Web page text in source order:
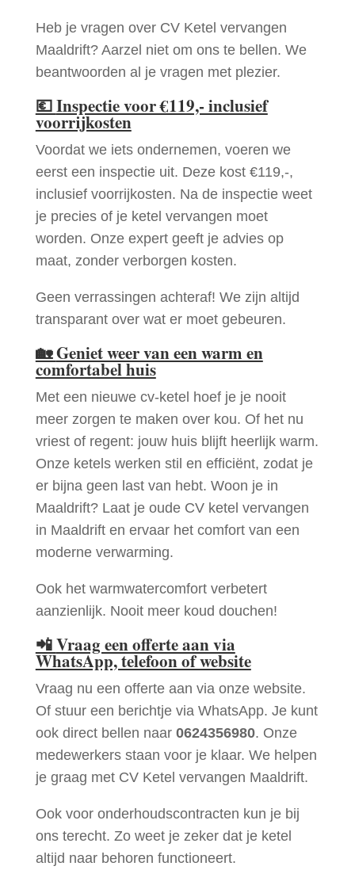
Heb je vragen over CV Ketel vervangen
Maaldrift? Aarzel niet om ons te bellen. We
beantwoorden al je vragen met plezier.
💶Inspectie voor €119,- inclusief
voorrijkosten
Voordat we iets ondernemen, voeren we
eerst een inspectie uit. Deze kost €119,-,
inclusief voorrijkosten. Na de inspectie weet
je precies of je ketel vervangen moet
worden. Onze expert geeft je advies op
maat, zonder verborgen kosten.
Geen verrassingen achteraf! We zijn altijd
transparant over wat er moet gebeuren.
🏡Geniet weer van een warm en
comfortabel huis
Met een nieuwe cv-ketel hoef je je nooit
meer zorgen te maken over kou. Of het nu
vriest of regent: jouw huis blijft heerlijk warm.
Onze ketels werken stil en efficiënt, zodat je
er bijna geen last van hebt. Woon je in
Maaldrift? Laat je oude CV ketel vervangen
in Maaldrift en ervaar het comfort van een
moderne verwarming.
Ook het warmwatercomfort verbetert
aanzienlijk. Nooit meer koud douchen!
📲Vraag een offerte aan via
WhatsApp, telefoon of website
Vraag nu een offerte aan via onze website.
Of stuur een berichtje via WhatsApp. Je kunt
ook direct bellen naar 0624356980. Onze
medewerkers staan voor je klaar. We helpen
je graag met CV Ketel vervangen Maaldrift.
Ook voor onderhoudscontracten kun je bij
ons terecht. Zo weet je zeker dat je ketel
altijd naar behoren functioneert.